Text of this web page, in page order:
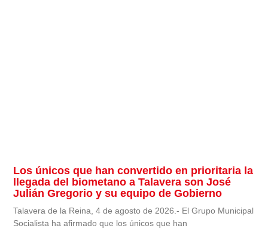
Los únicos que han convertido en prioritaria la
llegada del biometano a Talavera son José
Julián Gregorio y su equipo de Gobierno
Talavera de la Reina, 4 de agosto de 2026.- El Grupo Municipal
Socialista ha afirmado que los únicos que han